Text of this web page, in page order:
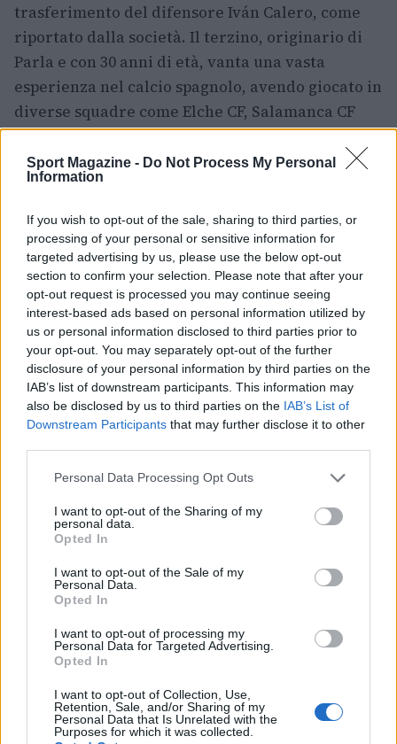
Sport Magazine - Do Not Process My Personal
Information
If you wish to opt-out of the sale, sharing to third parties, or
processing of your personal or sensitive information for
targeted advertising by us, please use the below opt-out
section to confirm your selection. Please note that after your
opt-out request is processed you may continue seeing
interest-based ads based on personal information utilized by
us or personal information disclosed to third parties prior to
your opt-out. You may separately opt-out of the further
disclosure of your personal information by third parties on the
IAB’s list of downstream participants. This information may
also be disclosed by us to third parties on the IAB’s List of
Downstream Participants that may further disclose it to other
Please note that this website/app uses one or more Google
not limited to your visit or usage behaviour. You may click to
grant or deny consent to Google and its third-party tags to
use your data for below specified purposes in below Google
consent section.
Personal Data Processing Opt Outs
I want to opt-out of the Sharing of my
personal data.
Opted In
I want to opt-out of the Sale of my
Personal Data.
Opted In
I want to opt-out of processing my
Personal Data for Targeted Advertising.
Opted In
I want to opt-out of Collection, Use,
Retention, Sale, and/or Sharing of my
Personal Data that Is Unrelated with the
Purposes for which it was collected.
trasferimento del difensore Iván Calero, come
riportato dalla società. Il terzino, originario di
Parla e con 30 anni di età, vanta una vasta
esperienza nel calcio spagnolo, avendo giocato in
diverse squadre come Elche CF, Salamanca CF
UDS, CD Numancia, Málaga CF e FC Cartagena. La
Real Sociedad e il Girona hanno finalmente
concluso l’accordo per il passaggio di Yangel
Herrera. Il centrocampista venezuelano
diventerà ufficialmente un giocatore della
squadra txuri urdin dopo aver stabilito i termini
economici dell’affare.
Secondo quanto riportato dal giornalista Nil Solà
e confermato da questo quotidiano, Yangel
Herrera è in viaggio verso Donostia per
effettuare le visite mediche e firmare il
contratto. Nel frattempo, il giovane
centrocampista offensivo dell’AS Monaco, Eliesse
Ben Seghir, di 21 anni, è attualmente in
con il Bayer Leverkusen. Il calciatore
marocchino è destinato a un trasferimento del
valore di 35 milioni di euro.
Real Oviedo per il prestito del difensore sinistro
Javi López (23 anni) fino alla conclusione della
stagione. Il club basco ha comunicato che il
giocatore canario, non inclusa nei piani
dell’allenatore Sergio Francisco, giocherà per la